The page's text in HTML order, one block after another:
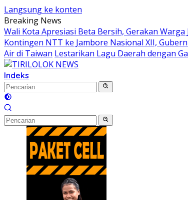
Langsung ke konten
Breaking News
Wali Kota Apresiasi Beta Bersih, Gerakan
Kontingen NTT ke Jambore Nasional XII,
Air di Taiwan Lestarikan Lagu Daerah dengan
Indeks